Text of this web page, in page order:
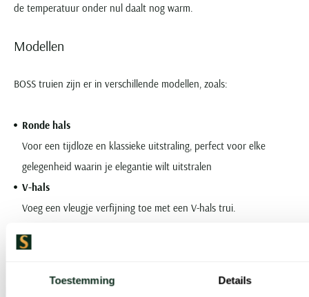
Toestemming Details
de temperatuur onder nul daalt nog warm.
Modellen
BOSS truien zijn er in verschillende modellen, zoals:
Ronde hals
Voor een tijdloze en klassieke uitstraling, perfect voor elke
gelegenheid waarin je elegantie wilt uitstralen
V-hals
Voeg een vleugje verfijning toe met een V-hals trui.
Ga voor een eigentijdse uitstraling met een trui met een half zip